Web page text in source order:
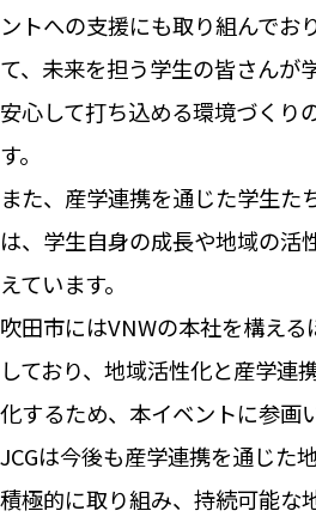
ントへの支援にも取り組んでお
て、未来を担う学生の皆さんが
安心して打ち込める環境づくり
す。
また、産学連携を通じた学生た
は、学生自身の成長や地域の活
えています。
吹田市にはVNWの本社を構え
しており、地域活性化と産学連
化するため、本イベントに参画
JCGは今後も産学連携を通じた
積極的に取り組み、持続可能な